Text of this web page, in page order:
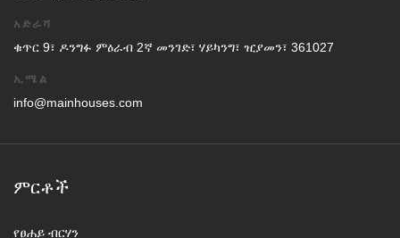
አድራሻ
ቁጥር 9፣ ዶንግፉ ምዕራብ 2ኛ መንገድ፣ ሃይካንግ፣ ዢያመን፣ 361027
ኢሜል
info@mainhouses.com
ምርቶች
የፀሐይ ብርሃን